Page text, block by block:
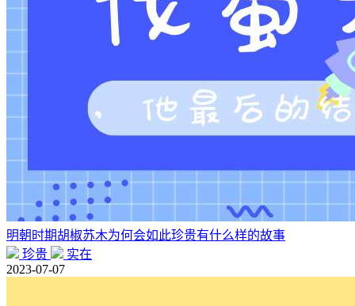
明朝时期胡椒苏木为何会如此珍贵有什么样的故事
珍贵
实在
2023-07-07